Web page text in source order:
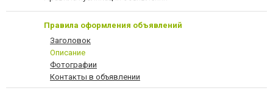
Правила оформления объявлений
Заголовок
Описание
Фотографии
Контакты в объявлении